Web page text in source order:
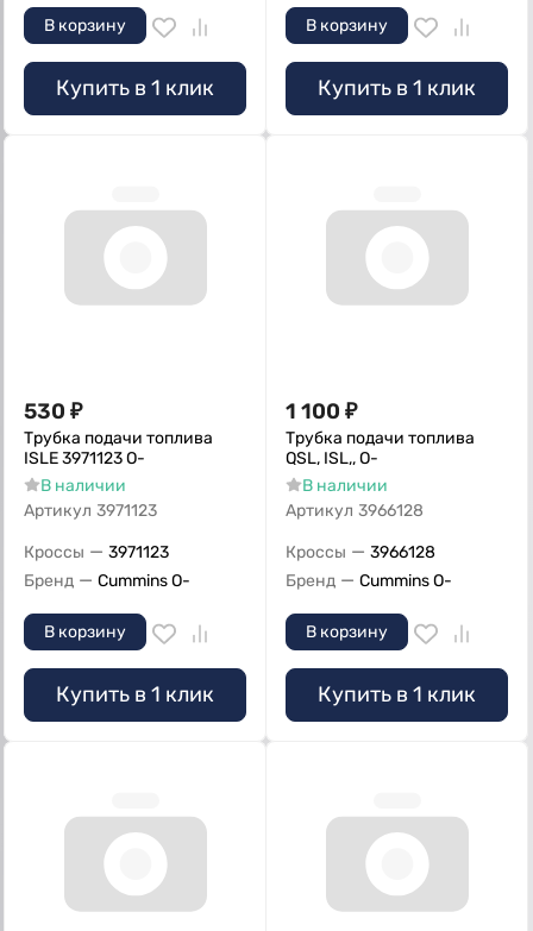
В корзину
Купить в 1 клик
В корзину
Купить в 1 клик
530 ₽
Трубка подачи топлива
ISLЕ 3971123 О-
В наличии
Артикул 3971123
Кроссы — 3971123
Бренд — Cummins O-
В корзину
Купить в 1 клик
1 100 ₽
Трубка подачи топлива
QSL, ISL,, О-
В наличии
Артикул 3966128
Кроссы — 3966128
Бренд — Cummins O-
В корзину
Купить в 1 клик